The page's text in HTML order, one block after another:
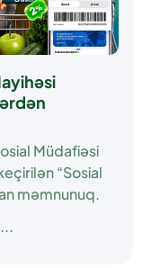
Müdafiəsi
“Sosial
məmnunuq.